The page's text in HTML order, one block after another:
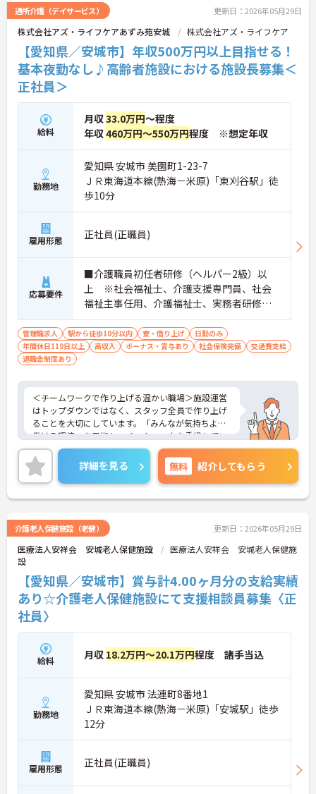
しいポイントです。有給休暇は1時間単位で取得でき
るので、「ちょっと用事を済ませたい」という時に
も便利。オンとオフを上手に切り替えて、自分らし
い働き方が実現できます。
◆タブレット端末を活用した介護記録システムを導
入♪スタッフ同士の情報共有もスムーズになり、
「ご利用者様と向き合う時間が増えた」と現場でも
好評です。効率よく働けます。
通所介護（デイサービス） 更新日：2026年05月29日
株式会社アズ・ライフケアあずみ苑安城 株式会社アズ・ライフケア
【愛知県／安城市】年収500万円以上目指せる！
基本夜勤なし♪高齢者施設における施設長募集＜
正社員＞
給料
月収33.0万円～程度
年収460万円～550万円程度 ※想定年収
勤務地
愛知県 安城市 美園町1-23-7
ＪＲ東海道本線(熱海－米原)「東刈谷駅」徒
歩10分
雇用形態 正社員(正職員)
応募要件
■介護職員初任者研修（ヘルパー2級）以
上 ※社会福祉士、介護支援専門員、社会
福祉主事任用、介護福祉士、実務者研修歓
迎 ■管理職、生活相談員、サービス提供責
任者、またはそれらに類する職種での業務
経験をお持ちの方 ■普通自動車免許（AT
管理職求人 駅から徒歩10分以内 寮・借り上げ
日勤のみ
年間休日110日以上
高収入 ボーナス・賞与あり 社会保険完備
交通費支給
退職金制度あり
＜チームワークで作り上げる温かい職場＞施設運営
はトップダウンではなく、スタッフ全員で作り上げ
ることを大切にしています。「みんなが気持ちよく
働ける環境」を目指し、チームワークを重視してい
るのが特徴です。裁量が大きく任される部分も多い
ため、アイデアや気配りがダイレクトに施設の雰囲
気を良くし、スタッフの笑顔につながるやりがいを
感じられます。
＜学びを応援！充実の研修と資格手当＞「管理職専
専門研修など、成長を支えるプログラムが豊富で
す。また、資格取得への評価も手厚く、スキルアッ
プが収入アップにもつながります。
休日は117日あり、1時間単位で取得できる有給休暇
や、最大40日まで積み立てられる積立有給休暇な
ど、休みを取りやすい制度が整っています。
詳細を見る 無料 紹介してもらう
介護老人保健施設（老健） 更新日：2026年05月29日
医療法人安祥会 安城老人保健施設
医療法人安祥会 安城老人保健施
設
【愛知県／安城市】賞与計4.00ヶ月分の支給実績
あり☆介護老人保健施設にて支援相談員募集〈正
社員〉
給料 月収 18.2万円～20.1万円程度 諸手当込
勤務地
愛知県 安城市 法連町8番地1
ＪＲ東海道本線(熱海－米原)「安城駅」徒歩
12分
雇用形態 正社員(正職員)